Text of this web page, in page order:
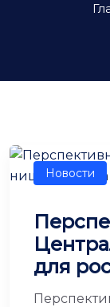
Новости
для